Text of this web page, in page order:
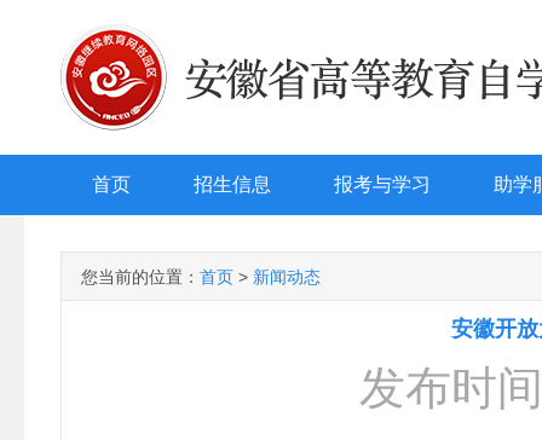
首页 招生信息 报考与学习 助学
您当前的位置： 首页 > 新闻动态
安徽开
发布时